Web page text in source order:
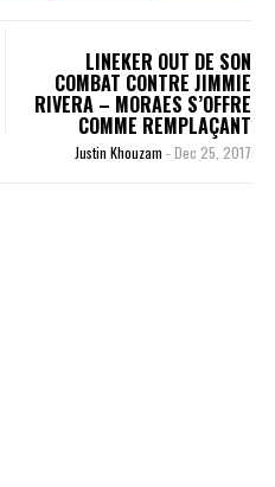
LINEKER OUT DE SON
COMBAT CONTRE JIMMIE
RIVERA – MORAES S’OFFRE
COMME REMPLAÇANT
Justin Khouzam - Dec 25, 2017